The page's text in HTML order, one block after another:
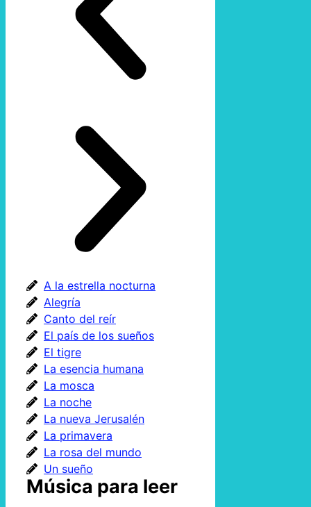
A la estrella nocturna
Alegría
Canto del reír
El país de los sueños
El tigre
La esencia humana
La mosca
La noche
La nueva Jerusalén
La primavera
La rosa del mundo
Un sueño
Música para leer